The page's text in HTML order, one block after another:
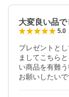
大変良い品で
5.0
プレゼントと
ましてこちら
い商品を有難
お願いしたいで